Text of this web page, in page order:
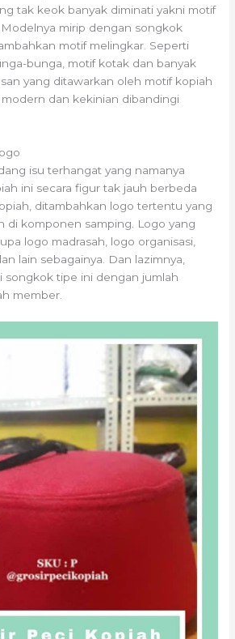
tak keok banyak diminati yakni motif
mirip dengan songkok
motif melingkar. Seperti
bunga, motif kotak dan banyak
yang ditawarkan oleh motif kopiah
dan kekinian dibandingi
isu terhangat yang namanya
ini secara figur tak jauh berbeda
ditambahkan logo tertentu yang
di komponen samping. Logo yang
logo madrasah, logo organisasi,
lain sebagainya. Dan lazimnya,
songkok tipe ini dengan jumlah
member.